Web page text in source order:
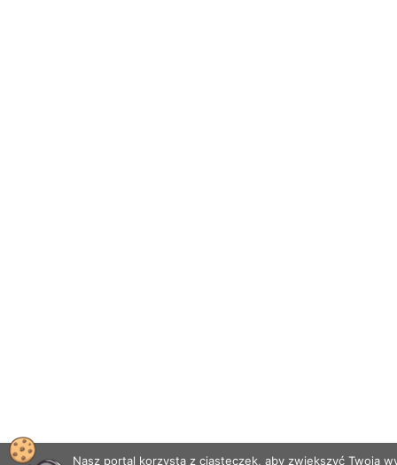
Nasz portal korzysta z ciasteczek, aby zwiększyć Twoją